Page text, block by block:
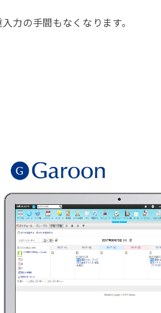
力の手間もなくなります。